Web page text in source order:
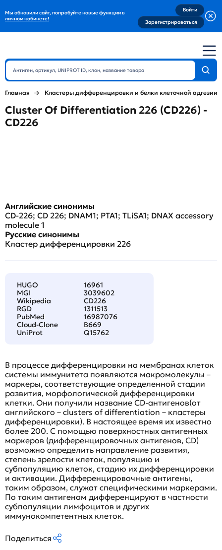
Мы обновили сайт, попробуйте новые функции в
личном кабинете!
Войти
Зарегистрироваться
Главная Кластеры дифференцировки и белки клеточной адгезии
Cluster Of Differentiation 226 (CD226) -
CD226
Английские синонимы
CD-226; CD 226; DNAM1; PTA1; TLiSA1; DNAX accessory
molecule 1
Русские синонимы
Кластер дифференцировки 226
HUGO
16961
MGI
3039602
Wikipedia
CD226
RGD
1311513
PubMed
16987076
Cloud-Clone
B669
UniProt
Q15762
В процессе дифференцировки на мембранах клеток
системы иммунитета появляются макромолекулы –
маркеры, соответствующие определенной стадии
развития, морфологической дифференцировки
клетки. Они получили название CD-антигенов(от
английского – clusters of differentiation – кластеры
дифференцировки). В настоящее время их известно
более 200. С помощью поверхностных антигенных
маркеров (дифференцировочных антигенов, CD)
возможно определить направление развития,
степень зрелости клеток, популяцию и
субпопуляцию клеток, стадию их дифференцировки
и активации. Дифференцировочные антигены,
таким образом, служат специфическими маркерами.
По таким антигенам дифференцируют в частности
субпопуляции лимфоцитов и других
иммунокомпетентных клеток.
Поделиться